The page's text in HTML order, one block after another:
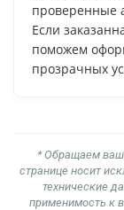
проверенные
Если
поможем
прозрачных
* Обращаем
странице носит
технические
применимость к